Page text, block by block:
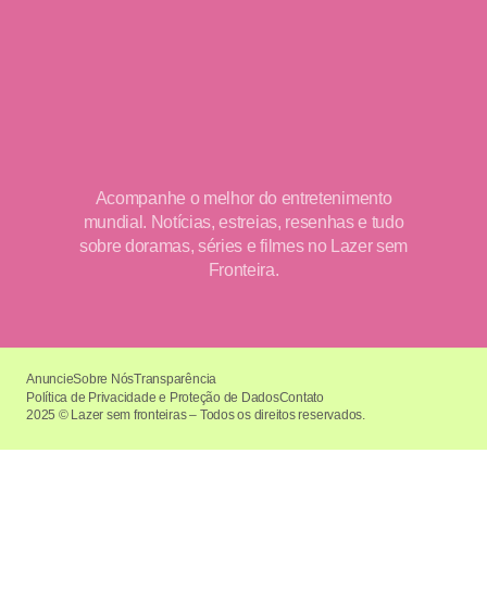
Acompanhe o melhor do entretenimento
mundial. Notícias, estreias, resenhas e tudo
sobre doramas, séries e filmes no Lazer sem
Fronteira.
2025 © Lazer sem fronteiras – Todos os direitos reservados.
AnuncieSobre NósTransparência
Política de Privacidade e Proteção de DadosContato